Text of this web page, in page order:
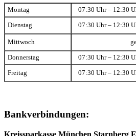
Montag 07:30 Uhr – 12:30
Dienstag 07:30 Uhr – 12:30
Mittwoch
Donnerstag 07:30 Uhr – 12:30
Freitag 07:30 Uhr – 12:30
Bankverbindungen: